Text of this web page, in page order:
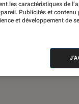
les caractéristiques de
Publicités et contenu
et développement de